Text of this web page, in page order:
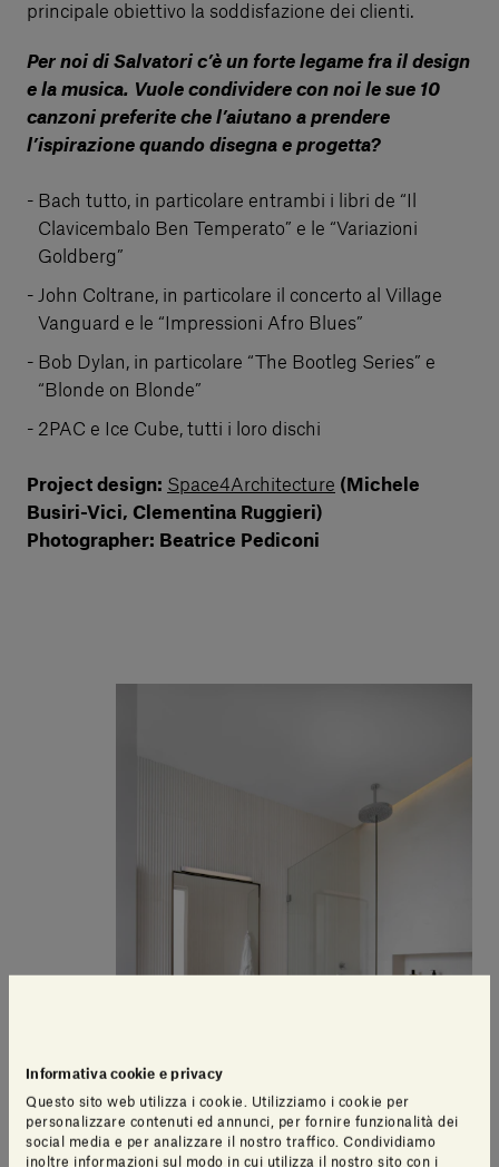
Informativa cookie e privacy
Questo sito web utilizza i cookie. Utilizziamo i cookie per
personalizzare contenuti ed annunci, per fornire funzionalità dei
social media e per analizzare il nostro traffico. Condividiamo
inoltre informazioni sul modo in cui utilizza il nostro sito con i
principale obiettivo la soddisfazione dei clienti.
Per noi di Salvatori c’è un forte legame fra il design
e la musica. Vuole condividere con noi le sue 10
canzoni preferite che l’aiutano a prendere
l’ispirazione quando disegna e progetta?
Bach tutto, in particolare entrambi i libri de “Il
Clavicembalo Ben Temperato” e le “Variazioni
Goldberg”
John Coltrane, in particolare il concerto al Village
Vanguard e le “Impressioni Afro Blues”
Bob Dylan, in particolare “The Bootleg Series” e
“Blonde on Blonde”
2PAC e Ice Cube, tutti i loro dischi
Project design: Space4Architecture (Michele
Busiri-Vici, Clementina Ruggieri)
Photographer: Beatrice Pediconi